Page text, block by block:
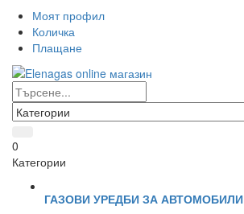
Моят профил
Количка
Плащане
0
Категории
ГАЗОВИ УРЕДБИ ЗА АВТОМОБИЛИ